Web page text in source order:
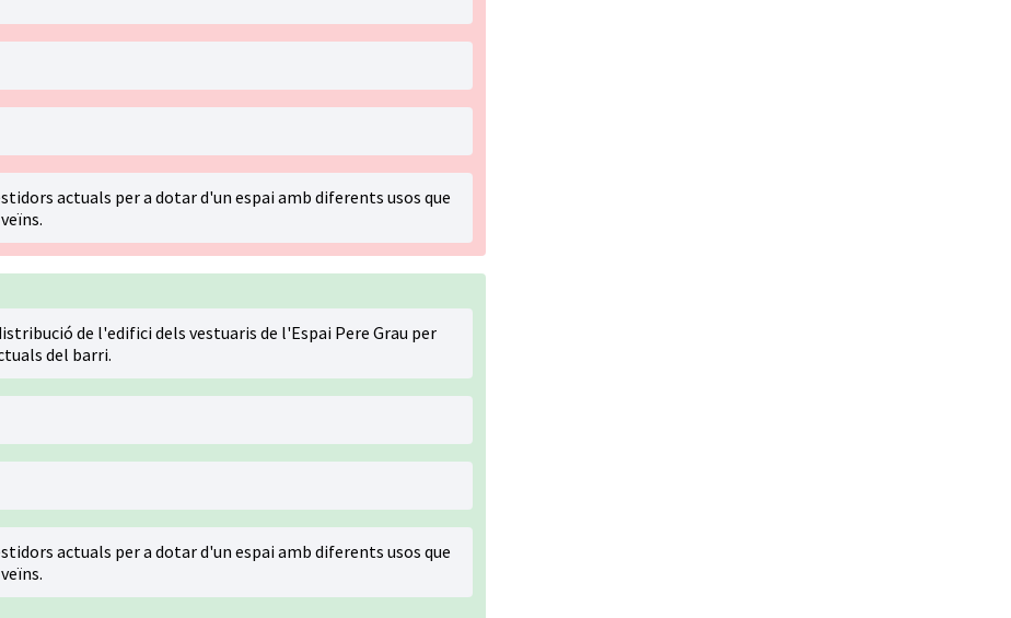
actuals per a dotar d'un espai amb diferents usos que
de l'edifici dels vestuaris de l'Espai Pere Grau per
del barri.
actuals per a dotar d'un espai amb diferents usos que